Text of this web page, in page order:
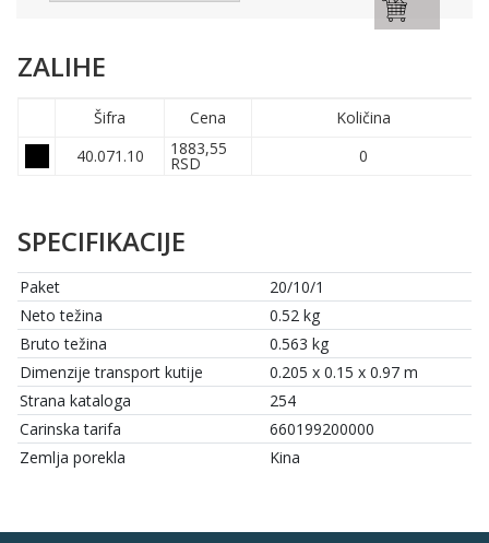
ZALIHE
Šifra Cena
Količina
40.071.10
1883,55
RSD 0
SPECIFIKACIJE
Paket
20/10/1
Neto težina
0.52 kg
Bruto težina
0.563 kg
Dimenzije transport kutije
0.205 x 0.15 x 0.97 m
Strana kataloga
254
Carinska tarifa
660199200000
Zemlja porekla
Kina